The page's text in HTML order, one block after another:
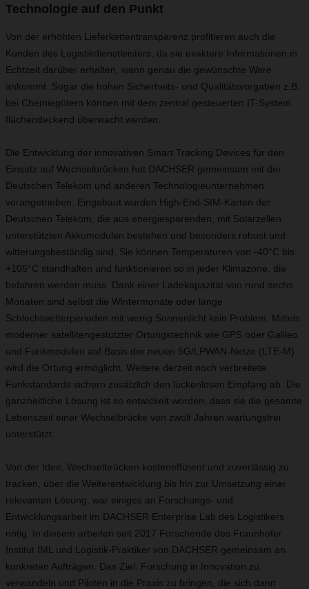
Technologie auf den Punkt
Von der erhöhten Lieferkettentransparenz profitieren auch die
Kunden des Logistikdienstleisters, da sie exaktere Informationen in
Echtzeit darüber erhalten, wann genau die gewünschte Ware
ankommt. Sogar die hohen Sicherheits- und Qualitätsvorgaben z.B.
bei Chemiegütern können mit dem zentral gesteuerten IT-System
flächendeckend überwacht werden.
Die Entwicklung der innovativen Smart Tracking Devices für den
Einsatz auf Wechselbrücken hat DACHSER gemeinsam mit der
Deutschen Telekom und anderen Technologieunternehmen
vorangetrieben. Eingebaut wurden High-End-SIM-Karten der
Deutschen Telekom, die aus energiesparenden, mit Solarzellen
unterstützten Akkumodulen bestehen und besonders robust und
witterungsbeständig sind. Sie können Temperaturen von -40°C bis
+105°C standhalten und funktionieren so in jeder Klimazone, die
befahren werden muss. Dank einer Ladekapazität von rund sechs
Monaten sind selbst die Wintermonate oder lange
Schlechtwetterperioden mit wenig Sonnenlicht kein Problem. Mittels
moderner satellitengestützter Ortungstechnik wie GPS oder Galileo
und Funkmodulen auf Basis der neuen 5G/LPWAN-Netze (LTE-M)
wird die Ortung ermöglicht. Weitere derzeit noch verbreitete
Funkstandards sichern zusätzlich den lückenlosen Empfang ab. Die
ganzheitliche Lösung ist so entwickelt worden, dass sie die gesamte
Lebenszeit einer Wechselbrücke von zwölf Jahren wartungsfrei
unterstützt.
Von der Idee, Wechselbrücken kosteneffizient und zuverlässig zu
tracken, über die Weiterentwicklung bis hin zur Umsetzung einer
relevanten Lösung, war einiges an Forschungs- und
Entwicklungsarbeit im DACHSER Enterprise Lab des Logistikers
nötig. In diesem arbeiten seit 2017 Forschende des Fraunhofer
Institut IML und Logistik-Praktiker von DACHSER gemeinsam an
konkreten Aufträgen. Das Ziel: Forschung in Innovation zu
verwandeln und Piloten in die Praxis zu bringen, die sich dann